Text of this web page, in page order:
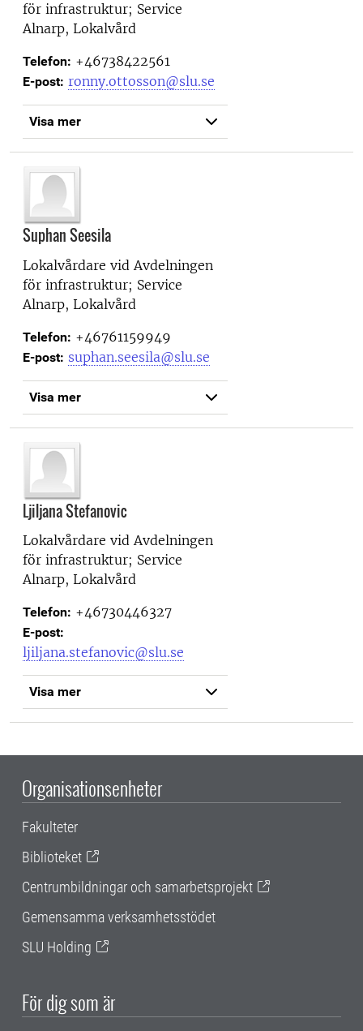
för infrastruktur; Service
Alnarp, Lokalvård
Telefon: +46738422561
E-post: ronny.ottosson@slu.se
Visa mer
Suphan Seesila
Lokalvårdare vid Avdelningen
för infrastruktur; Service
Alnarp, Lokalvård
Telefon: +46761159949
E-post: suphan.seesila@slu.se
Visa mer
Ljiljana Stefanovic
Lokalvårdare vid Avdelningen
för infrastruktur; Service
Alnarp, Lokalvård
Telefon: +46730446327
E-post:
ljiljana.stefanovic@slu.se
Visa mer
Organisationsenheter
Fakulteter
Biblioteket
Centrumbildningar och samarbetsprojekt
Gemensamma verksamhetsstödet
SLU Holding
För dig som är